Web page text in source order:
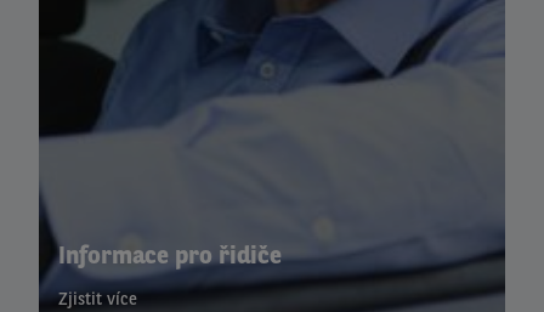
Informace pro řidiče
Zjistit více